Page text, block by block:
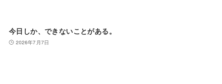
今日しか、できないことがある。
2026年7月7日